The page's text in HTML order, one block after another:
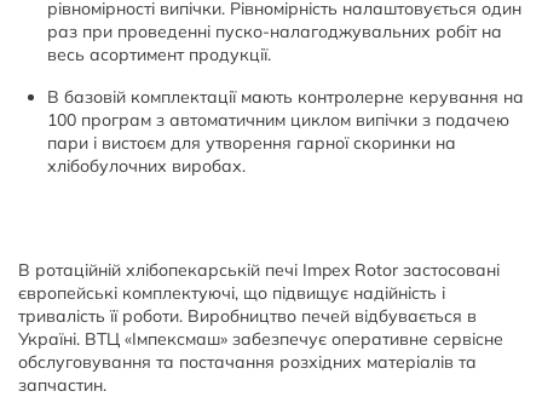
рівномірності випічки. Рівномірність налаштовується один
раз при проведенні пуско-налагоджувальних робіт на
весь асортимент продукції.
В базовій комплектації мають контролерне керування на
100 програм з автоматичним циклом випічки з подачею
пари і вистоєм для утворення гарної скоринки на
хлібобулочних виробах.
В ротаційній хлібопекарській печі Impex Rotor застосовані
європейські комплектуючі, що підвищує надійність і
тривалість її роботи. Виробництво печей відбувається в
Україні. ВТЦ «Імпексмаш» забезпечує оперативне сервісне
обслуговування та постачання розхідних матеріалів та
запчастин.